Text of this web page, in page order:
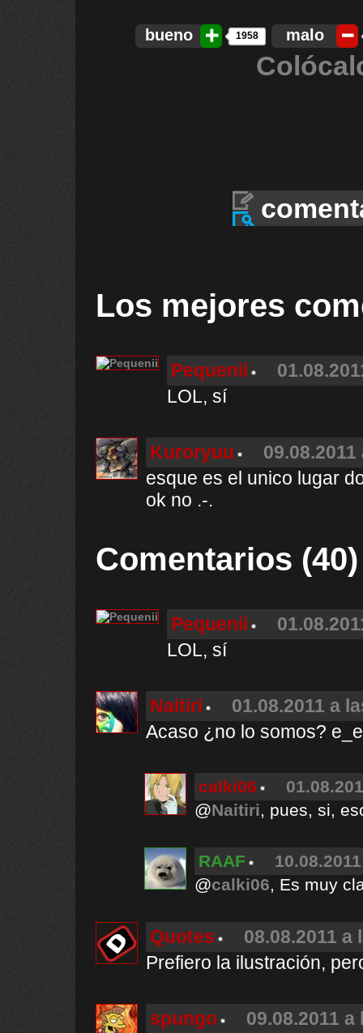
bueno 1958 malo
Los mejores
Pequenii
LOL, sí
Kuroryuu
esque es el unico lugar
ok no .-.
Comentarios (40)
Pequenii
LOL, sí
Naitiri
01.08.2011 a
Acaso ¿no lo somos? e_e
calki06
@Naitiri, pues, si,
RAAF
@calki06, Es muy
Quotes
08.08.2011 a
Prefiero la ilustración,
spungo
09.08.2011 a